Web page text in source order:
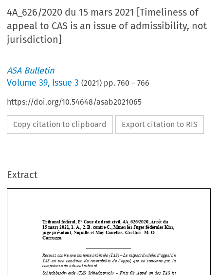
4A_626/2020 du 15 mars 2021 [Timeliness of
appeal to CAS is an issue of admissibility, not
jurisdiction]
ASA Bulletin
Volume39, Issue 3 (2021) pp.760 –766
https://doi.org/10.54648/asab2021065
Copy citation to clipboard Export citation to RIS
Extract
  










Recours contre une sentence arbitrale (TAS) – Le respect du délai d’appel au
compétence du tribunal arbitral
Schiedsbeschwerde  (TAS  Schiedsspruch)  –  Frist  für  Appel  an  das  TAS  ist
Eintretens- nicht Zuständigkeitsvoraussetzung
Request to set aside CAS award – An interim decision on the timeliness of an